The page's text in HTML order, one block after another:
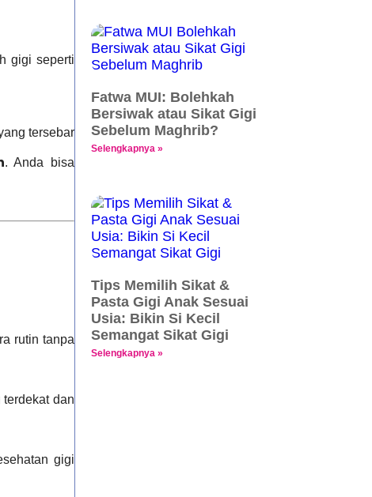
gigi seperti
tersebar
. Anda bisa
rutin tanpa
dan
gigi
Fatwa MUI: Bolehkah
Bersiwak atau Sikat Gigi
Sebelum Maghrib?
Selengkapnya »
Tips Memilih Sikat &
Pasta Gigi Anak Sesuai
Usia: Bikin Si Kecil
Semangat Sikat Gigi
Selengkapnya »